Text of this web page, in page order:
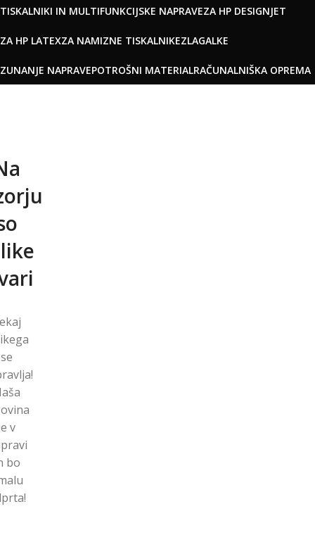
TISKALNIKI IN MULTIFUNKCIJSKE NAPRAVEZA HP DESIGNJET
ZA HP LATEXZA NAMIZNE TISKALNIKEZLAGALKE
ZUNANJE NAPRAVEPOTROŠNI MATERIALRAČUNALNIŠKA OPREMA
se
v
​​bo